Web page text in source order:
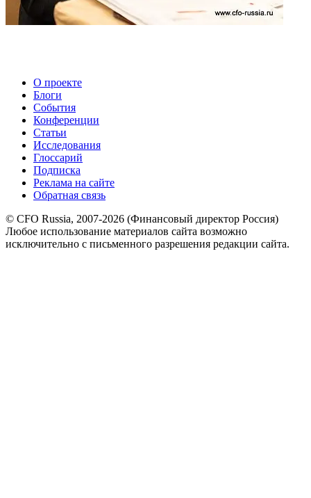
О проекте
Блоги
События
Конференции
Статьи
Исследования
Глоссарий
Подписка
Реклама на сайте
Обратная связь
© CFO Russia, 2007-2026 (Финансовый директор Россия)
Любое использование материалов сайта возможно
исключительно с письменного разрешения редакции сайта.